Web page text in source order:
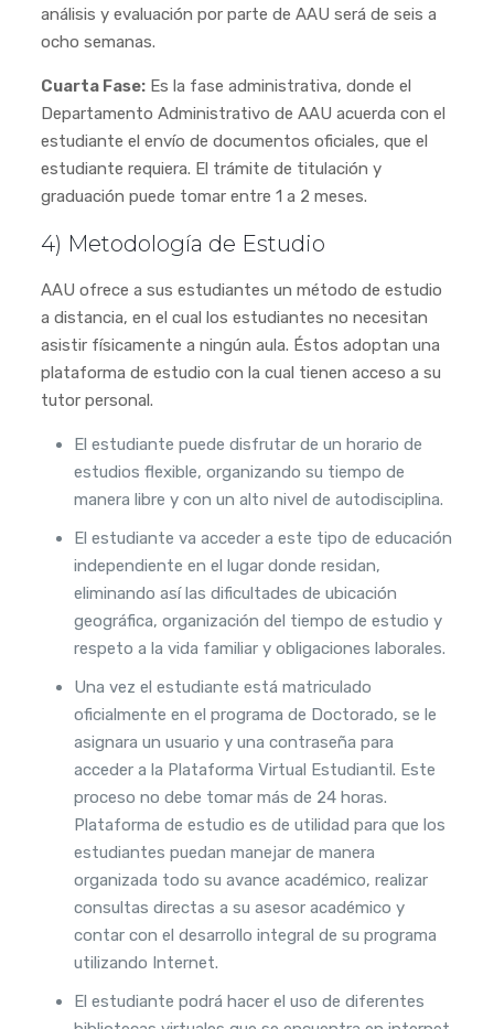
análisis y evaluación por parte de AAU será de seis a
ocho semanas.
Cuarta Fase:Es la fase administrativa, donde el
Departamento Administrativo de AAU acuerda con el
estudiante el envío de documentos oficiales, que el
estudiante requiera. El trámite de titulación y
graduación puede tomar entre 1 a 2 meses.
4) Metodología de Estudio
AAU ofrece a sus estudiantes un método de estudio
a distancia, en el cual los estudiantes no necesitan
asistir físicamente a ningún aula. Éstos adoptan una
plataforma de estudio con la cual tienen acceso a su
tutor personal.
El estudiante puede disfrutar de un horario de
estudios flexible, organizando su tiempo de
manera libre y con un alto nivel de autodisciplina.
El estudiante va acceder a este tipo de educación
independiente en el lugar donde residan,
eliminando así las dificultades de ubicación
geográfica, organización del tiempo de estudio y
respeto a la vida familiar y obligaciones laborales.
Una vez el estudiante está matriculado
oficialmente en el programa de Doctorado, se le
asignara un usuario y una contraseña para
acceder a la Plataforma Virtual Estudiantil. Este
proceso no debe tomar más de 24 horas.
Plataforma de estudio es de utilidad para que los
estudiantes puedan manejar de manera
organizada todo su avance académico, realizar
consultas directas a su asesor académico y
contar con el desarrollo integral de su programa
utilizando Internet.
El estudiante podrá hacer el uso de diferentes